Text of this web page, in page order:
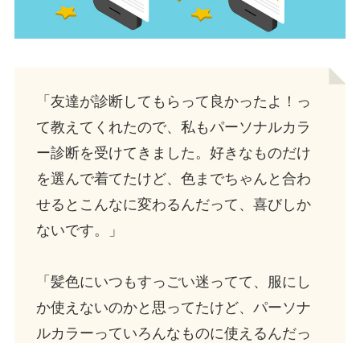
「友達が診断してもらって良かったよ！っ
て教えてくれたので、私もパーソナルカラ
ー診断を受けてきました。好きなものだけ
を選んで着てたけど、色までちゃんと合わ
せるとこんなに変わるんだって、喜びしか
ないです。」
「髪色にいつもすっごい迷ってて、服にし
か使えないのかと思ってたけど、パーソナ
ルカラーっていろんなものに使えるんだっ